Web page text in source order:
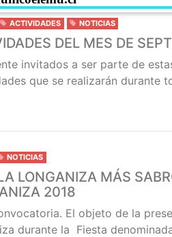
ACTIVIDADES NOTICIAS
DEL MES DE
invitados a ser parte de
que se realizarán durante
NOTICIAS
LONGANIZA MÁS
2018
El objeto de la
durante la Fiesta